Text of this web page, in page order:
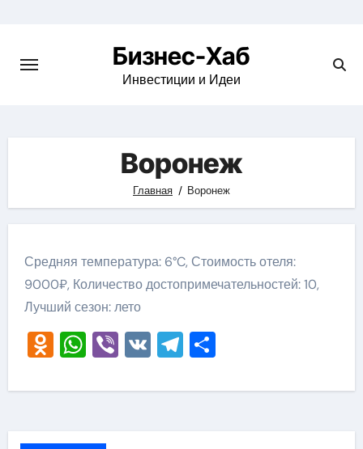
content
Бизнес-Хаб
Инвестиции и Идеи
Воронеж
Главная Воронеж
Средняя температура: 6°C, Стоимость отеля:
9000₽, Количество достопримечательностей: 10,
Лучший сезон: лето
Odnoklassniki
WhatsApp
Viber
VKTelegram
Отправить